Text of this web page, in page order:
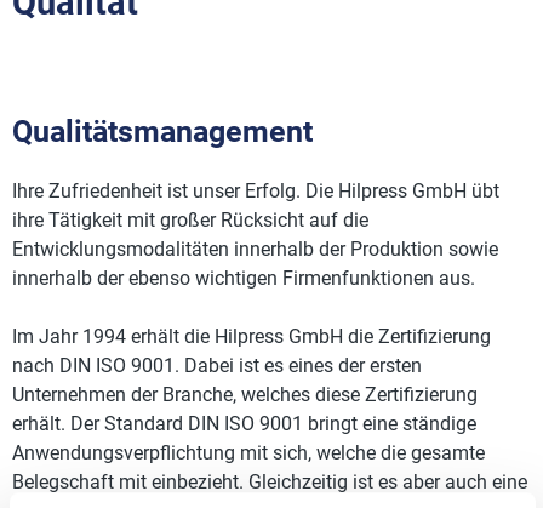
Qualitätsmanagement
Ihre Zufriedenheit ist unser Erfolg. Die Hilpress GmbH übt
ihre Tätigkeit mit großer Rücksicht auf die
Entwicklungsmodalitäten innerhalb der Produktion sowie
innerhalb der ebenso wichtigen Firmenfunktionen aus.
Im Jahr 1994 erhält die Hilpress GmbH die Zertifizierung
nach DIN ISO 9001. Dabei ist es eines der ersten
Unternehmen der Branche, welches diese Zertifizierung
erhält. Der Standard DIN ISO 9001 bringt eine ständige
Anwendungsverpflichtung mit sich, welche die gesamte
Belegschaft mit einbezieht. Gleichzeitig ist es aber auch eine